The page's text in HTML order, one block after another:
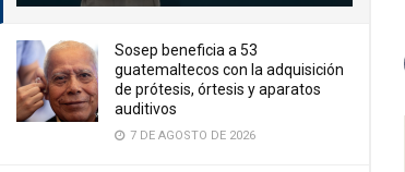
Sosep beneficia a 53
guatemaltecos con la adquisición
de prótesis, órtesis y aparatos
auditivos
7 DE AGOSTO DE 2026